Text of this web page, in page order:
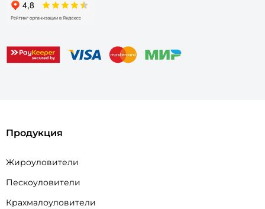
Продукция
Жироуловители
Пескоуловители
Крахмалоуловители